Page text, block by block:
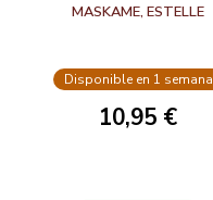
MASKAME, ESTELLE
Disponible en 1 semana
10,95 €